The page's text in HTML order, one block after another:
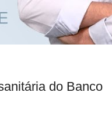
do Banco